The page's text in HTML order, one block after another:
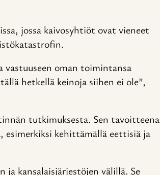
jossa kaivosyhtiöt ovat vieneet
oman toimintansa
hetkellä keinoja siihen ei ole”,
tutkimuksesta. Sen tavoitteena
esimerkiksi kehittämällä eettisiä ja
kansalaisjärjestöjen välillä. Se